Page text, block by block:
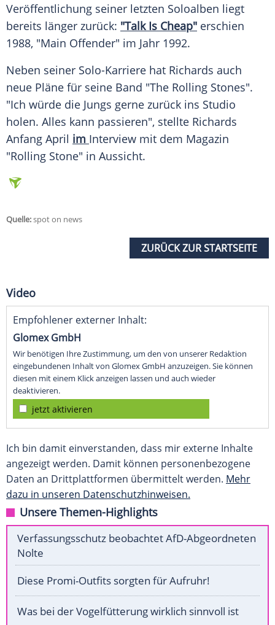
Veröffentlichung seiner letzten Soloalben liegt
bereits länger zurück: "Talk Is Cheap" erschien
1988, "Main Offender" im Jahr 1992.
Neben seiner Solo-Karriere hat Richards auch
neue Pläne für seine Band "The Rolling Stones".
"Ich würde die Jungs gerne zurück ins Studio
holen. Alles kann passieren", stellte Richards
Anfang April im Interview mit dem Magazin
"Rolling Stone" in Aussicht.
Quelle:spot on news
ZURÜCK ZUR STARTSEITE
Video
Empfohlener externer Inhalt:
Glomex GmbH
Wir benötigen Ihre Zustimmung, um den von unserer Redaktion
eingebundenen Inhalt von Glomex GmbH anzuzeigen. Sie können
diesen mit einem Klick anzeigen lassen und auch wieder
deaktivieren.
jetzt aktivieren
Ich bin damit einverstanden, dass mir externe Inhalte
angezeigt werden. Damit können personenbezogene
Daten an Drittplattformen übermittelt werden. Mehr
dazu in unseren Datenschutzhinweisen.
Unsere Themen-Highlights
Verfassungsschutz beobachtet AfD-Abgeordneten
Nolte
Diese Promi-Outfits sorgten für Aufruhr!
Was bei der Vogelfütterung wirklich sinnvoll ist